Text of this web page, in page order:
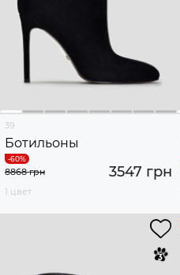
39
Ботильоны
3547 грн
8868 грн
1 цвет